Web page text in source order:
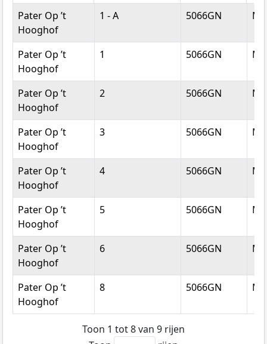
Straatnaam
Huisnummer Postcode
Pater Op ’t
Hooghof
1 - A 5066GN
Pater Op ’t
Hooghof
1 5066GN
Pater Op ’t
Hooghof
2 5066GN
Pater Op ’t
Hooghof
3 5066GN
Pater Op ’t
Hooghof
4 5066GN
Pater Op ’t
Hooghof
5 5066GN
Pater Op ’t
Hooghof
6 5066GN
Pater Op ’t
Hooghof
8 5066GN
Toon 1 tot 8 van 9 rijen